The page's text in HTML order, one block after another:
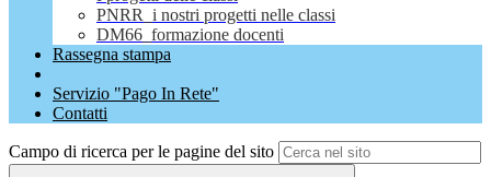
PNRR_i nostri progetti nelle classi
DM66_formazione docenti
Rassegna stampa
Servizio "Pago In Rete"
Contatti
Campo di ricerca per le pagine del sito